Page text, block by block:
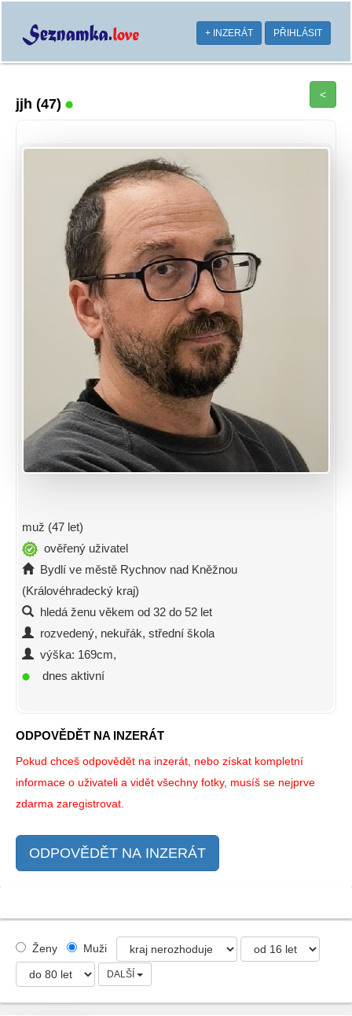
+ INZERÁT PŘIHLÁSIT
jjh (47)
<
muž (47 let)
ověřený uživatel
Bydlí ve městě Rychnov nad Kněžnou
(Královéhradecký kraj)
hledá ženu věkem od 32 do 52 let
rozvedený, nekuřák, střední škola
výška: 169cm,
dnes aktivní
ODPOVĚDĚT NA INZERÁT
Pokud chceš odpovědět na inzerát, nebo získat kompletní
informace o uživateli a vidět všechny fotky, musíš se nejprve
zdarma zaregistrovat.
ODPOVĚDĚT NA INZERÁT
Ženy Muži
DALŠÍ